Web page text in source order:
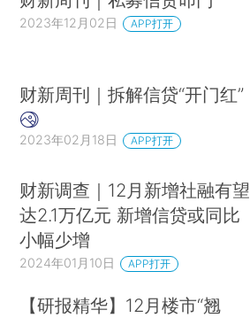
2023年12月02日 APP打开
财新周刊｜拆解信贷“开门红”
2023年02月18日 APP打开
财新调查｜12月新增社融有望
达2.1万亿元 新增信贷或同比
小幅少增
2024年01月10日 APP打开
【研报精华】12月楼市“翘